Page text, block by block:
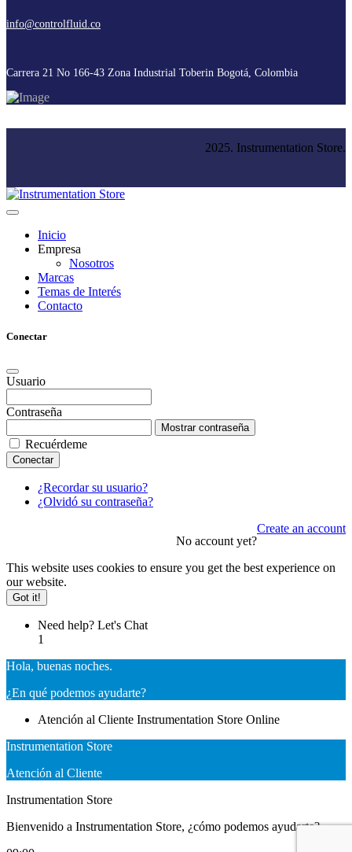
info@controlfluid.co
Carrera 21 No 166-43 Zona Industrial Toberin Bogotá, Colombia
2025. Instrumentation Store.
Inicio
Empresa
Nosotros
Marcas
Temas de Interés
Contacto
Conectar
Usuario
Contraseña
Mostrar contraseña
Recuérdeme
Conectar
¿Recordar su usuario?
¿Olvidó su contraseña?
No account yet?
Create an account
This website uses cookies to ensure you get the best experience on
our website.
Got it!
Need help? Let's Chat
1
Hola, buenas noches.
¿En qué podemos ayudarte?
Atención al Cliente Instrumentation Store Online
Instrumentation Store
Atención al Cliente
Instrumentation Store
Bienvenido a Instrumentation Store, ¿cómo podemos ayudarte?.